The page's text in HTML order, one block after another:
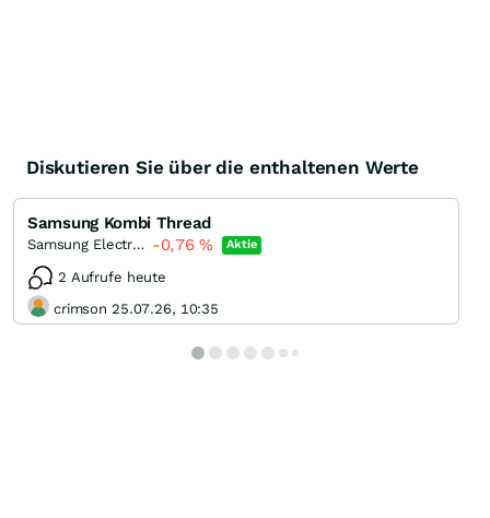
Diskutieren Sie über die enthaltenen Werte
Samsung Kombi Thread
Samsung Electronics (Spons. GDR) -0,76% Aktie
2 Aufrufe heute
crimson 25.07.26, 10:35